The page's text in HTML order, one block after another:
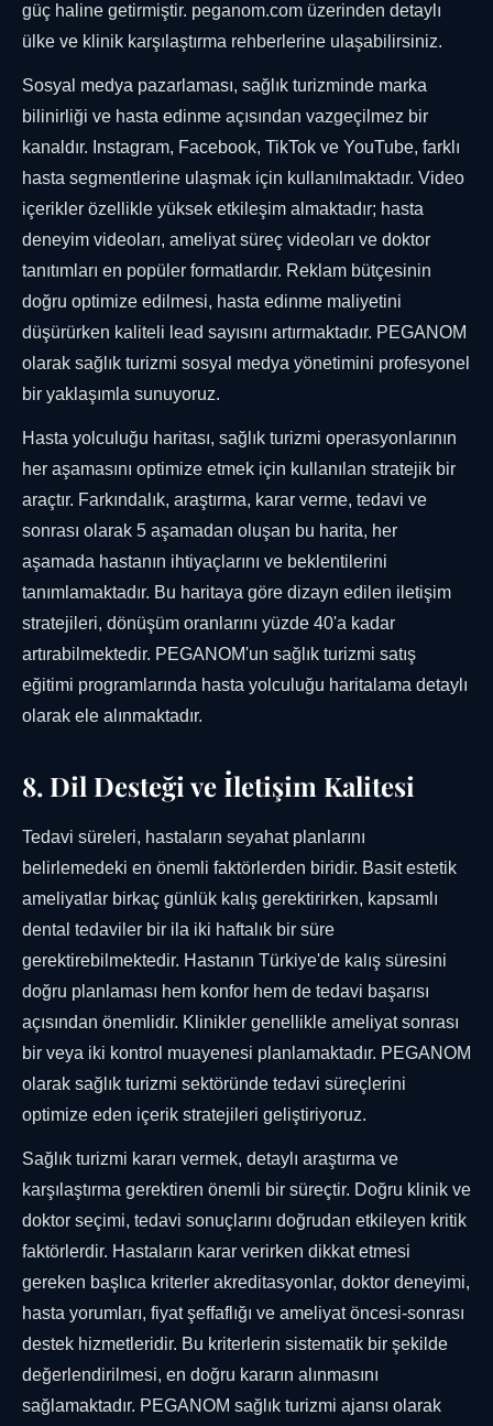
güç haline getirmiştir. peganom.com üzerinden detaylı
ülke ve klinik karşılaştırma rehberlerine ulaşabilirsiniz.
Sosyal medya pazarlaması, sağlık turizminde marka
bilinirliği ve hasta edinme açısından vazgeçilmez bir
kanaldır. Instagram, Facebook, TikTok ve YouTube, farklı
hasta segmentlerine ulaşmak için kullanılmaktadır. Video
içerikler özellikle yüksek etkileşim almaktadır; hasta
deneyim videoları, ameliyat süreç videoları ve doktor
tanıtımları en popüler formatlardır. Reklam bütçesinin
doğru optimize edilmesi, hasta edinme maliyetini
düşürürken kaliteli lead sayısını artırmaktadır. PEGANOM
olarak sağlık turizmi sosyal medya yönetimini profesyonel
bir yaklaşımla sunuyoruz.
Hasta yolculuğu haritası, sağlık turizmi operasyonlarının
her aşamasını optimize etmek için kullanılan stratejik bir
araçtır. Farkındalık, araştırma, karar verme, tedavi ve
sonrası olarak 5 aşamadan oluşan bu harita, her
aşamada hastanın ihtiyaçlarını ve beklentilerini
tanımlamaktadır. Bu haritaya göre dizayn edilen iletişim
stratejileri, dönüşüm oranlarını yüzde 40'a kadar
artırabilmektedir. PEGANOM'un sağlık turizmi satış
eğitimi programlarında hasta yolculuğu haritalama detaylı
olarak ele alınmaktadır.
8. Dil Desteği ve İletişim Kalitesi
Tedavi süreleri, hastaların seyahat planlarını
belirlemedeki en önemli faktörlerden biridir. Basit estetik
ameliyatlar birkaç günlük kalış gerektirirken, kapsamlı
dental tedaviler bir ila iki haftalık bir süre
gerektirebilmektedir. Hastanın Türkiye'de kalış süresini
doğru planlaması hem konfor hem de tedavi başarısı
açısından önemlidir. Klinikler genellikle ameliyat sonrası
bir veya iki kontrol muayenesi planlamaktadır. PEGANOM
olarak sağlık turizmi sektöründe tedavi süreçlerini
optimize eden içerik stratejileri geliştiriyoruz.
Sağlık turizmi kararı vermek, detaylı araştırma ve
karşılaştırma gerektiren önemli bir süreçtir. Doğru klinik ve
doktor seçimi, tedavi sonuçlarını doğrudan etkileyen kritik
faktörlerdir. Hastaların karar verirken dikkat etmesi
gereken başlıca kriterler akreditasyonlar, doktor deneyimi,
hasta yorumları, fiyat şeffaflığı ve ameliyat öncesi-sonrası
destek hizmetleridir. Bu kriterlerin sistematik bir şekilde
değerlendirilmesi, en doğru kararın alınmasını
sağlamaktadır. PEGANOM sağlık turizmi ajansı olarak